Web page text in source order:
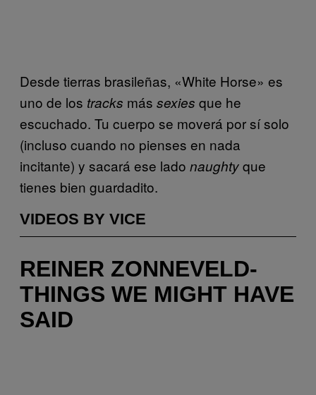
Desde tierras brasileñas, «White Horse» es
uno de los tracks más sexies que he
escuchado. Tu cuerpo se moverá por sí solo
(incluso cuando no pienses en nada
incitante) y sacará ese lado naughtyque
tienes bien guardadito.
VIDEOS BY VICE
REINER ZONNEVELD-
THINGS WE MIGHT HAVE
SAID